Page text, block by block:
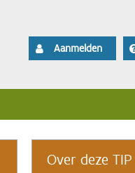
Aanmelden
Over deze TIP